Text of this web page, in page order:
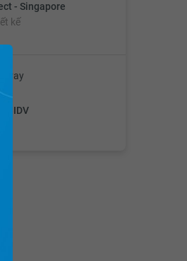
- Singapore
kế
vay
BIDV